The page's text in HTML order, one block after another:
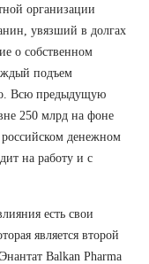
организации
увязший в долгах
о собственном
подъем
Всю предыдущую
250 млрд на фоне
денежном
на работу и с
есть свои
является второй
Balkan Pharma